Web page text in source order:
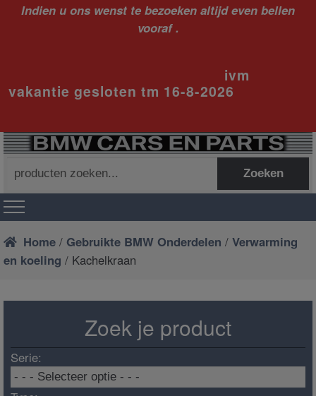
Indien u ons wenst te bezoeken altijd even bellen
vooraf .
ivm
vakantie gesloten tm 16-8-2026
naar:
Zoeken
Home / Gebruikte BMW Onderdelen /Verwarming
en koeling / Kachelkraan
Zoek je product
Serie: